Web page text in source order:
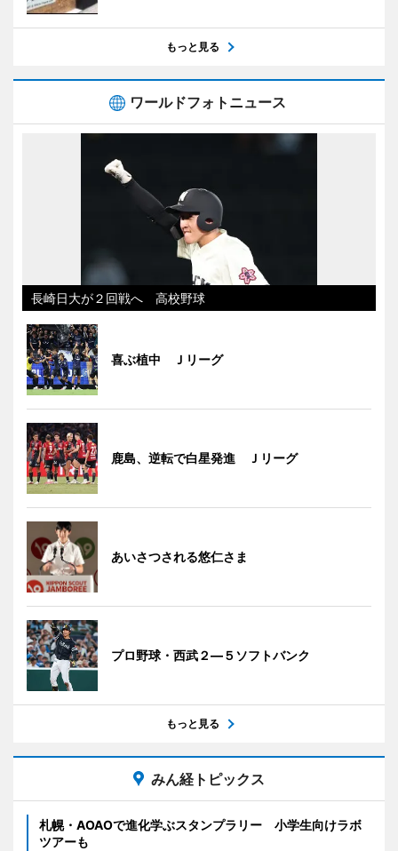
もっと見る
ワールドフォトニュース
長崎日大が２回戦へ 高校野球
喜ぶ植中 Ｊリーグ
鹿島、逆転で白星発進 Ｊリーグ
あいさつされる悠仁さま
プロ野球・西武２―５ソフトバンク
もっと見る
みん経トピックス
札幌・AOAOで進化学ぶスタンプラリー 小学生向けラボ
ツアーも